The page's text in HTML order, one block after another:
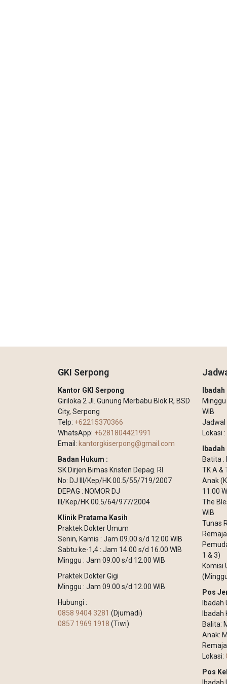
GKI Serpong
Kantor GKI Serpong
Giriloka 2 Jl. Gunung Merbabu Blok R, BSD
City, Serpong
Telp: +62215370366
WhatsApp: +6281804421991
Email: kantorgkiserpong@gmail.com
Badan Hukum :
SK Dirjen Bimas Kristen Depag. RI
No: DJ III/Kep/HK.00.5/55/719/2007
DEPAG : NOMOR DJ
III/Kep/HK.00.5/64/977/2004
Klinik Pratama Kasih
Praktek Dokter Umum
Senin, Kamis : Jam 09.00 s/d 12.00 WIB
Sabtu ke-1,4 : Jam 14.00 s/d 16.00 WIB
Minggu : Jam 09.00 s/d 12.00 WIB
Praktek Dokter Gigi
Minggu : Jam 09.00 s/d 12.00 WIB
Hubungi :
0858 9404 3281 (Djumadi)
0857 1969 1918 (Tiwi)
WIB
Jadwal
Lokasi :
Batita :
TK A &
Anak
11:00
The
WIB
Tunas
1 & 3)
Komisi
Pos
Balita:
Anak:
Lokasi:
Pos